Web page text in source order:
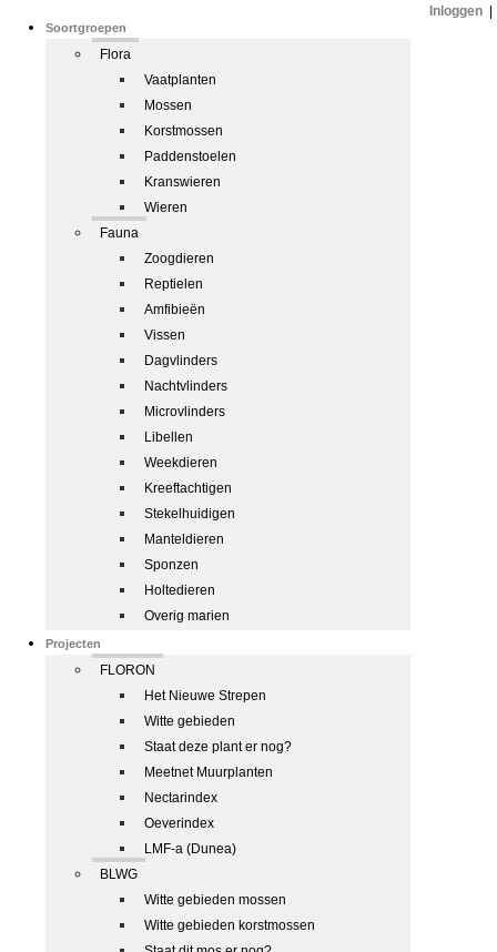
Soortgroepen
Flora
Vaatplanten
Mossen
Korstmossen
Paddenstoelen
Kranswieren
Wieren
Fauna
Zoogdieren
Reptielen
Amfibieën
Vissen
Dagvlinders
Nachtvlinders
Microvlinders
Libellen
Weekdieren
Kreeftachtigen
Stekelhuidigen
Manteldieren
Sponzen
Holtedieren
Overig marien
Projecten
FLORON
Het Nieuwe Strepen
Witte gebieden
Staat deze plant er nog?
Meetnet Muurplanten
Nectarindex
Oeverindex
LMF-a (Dunea)
BLWG
Witte gebieden mossen
Witte gebieden korstmossen
Inloggen